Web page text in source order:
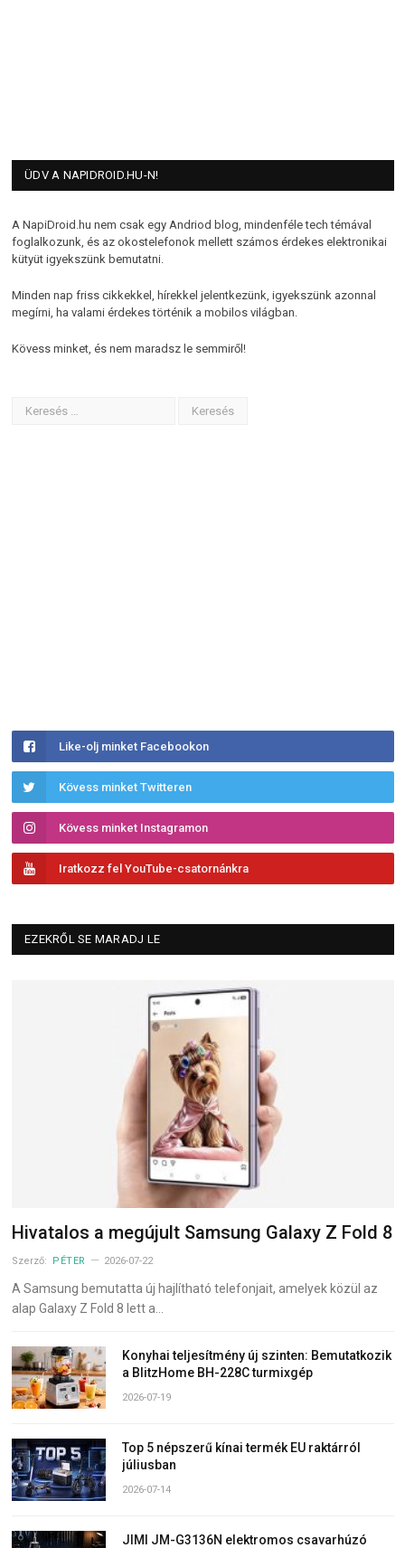
ÜDV A NAPIDROID.HU-N!
A NapiDroid.hu nem csak egy Andriod blog, mindenféle tech témával
foglalkozunk, és az okostelefonok mellett számos érdekes elektronikai
kütyüt igyekszünk bemutatni.
Minden nap friss cikkekkel, hírekkel jelentkezünk, igyekszünk azonnal
megírni, ha valami érdekes történik a mobilos világban.
Kövess minket, és nem maradsz le semmiről!
Like-olj minket Facebookon
Kövess minket Twitteren
Kövess minket Instagramon
Iratkozz fel YouTube-csatornánkra
EZEKRŐL SE MARADJ LE
Hivatalos a megújult Samsung Galaxy Z Fold 8
Szerző: PÉTER 2026-07-22
A Samsung bemutatta új hajlítható telefonjait, amelyek közül az
alap Galaxy Z Fold 8 lett a…
Konyhai teljesítmény új szinten: Bemutatkozik
a BlitzHome BH-228C turmixgép
2026-07-19
Top 5 népszerű kínai termék EU raktárról
júliusban
2026-07-14
JIMI JM-G3136N elektromos csavarhúzó